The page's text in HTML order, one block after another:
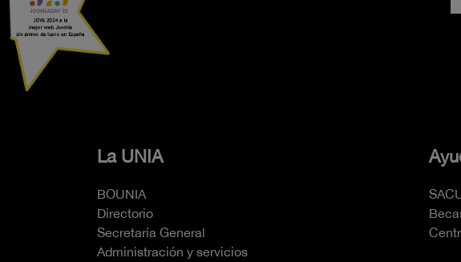
La UNIA
BOUNIA
Directorio
Secretaría General
Administración y servicios